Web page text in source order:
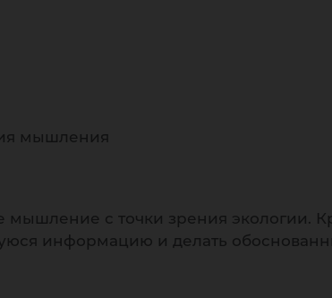
мышления
с точки зрения экологии.
информацию и делать